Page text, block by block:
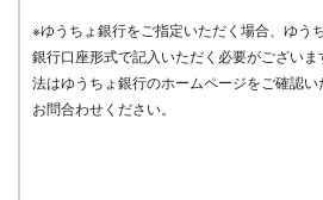
※ゆうちょ銀行をご指定いただく場合、ゆう
銀行口座形式で記入いただく必要がござい
法はゆうちょ銀行のホームページをご確認
お問合わせください。